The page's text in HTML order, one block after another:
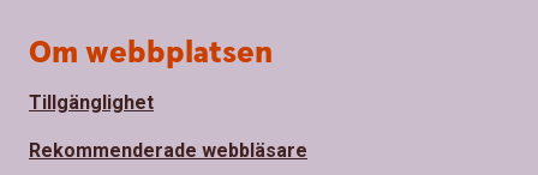
Om webbplatsen
Tillgänglighet
Rekommenderade webbläsare